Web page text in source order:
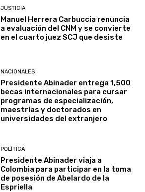
JUSTICIA
Manuel Herrera Carbuccia renuncia
a evaluación del CNM y se convierte
en el cuarto juez SCJ que desiste
NACIONALES
Presidente Abinader entrega 1,500
becas internacionales para cursar
programas de especialización,
maestrías y doctorados en
universidades del extranjero
POLÍTICA
Presidente Abinader viaja a
Colombia para participar en la toma
de posesión de Abelardo de la
Espriella